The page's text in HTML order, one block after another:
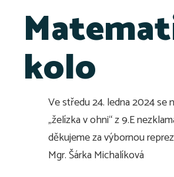
kolo
Ve středu 24. ledna 2024 se
„želízka v ohni“ z 9.E
děkujeme za výbornou
Mgr. Šárka Michalíková